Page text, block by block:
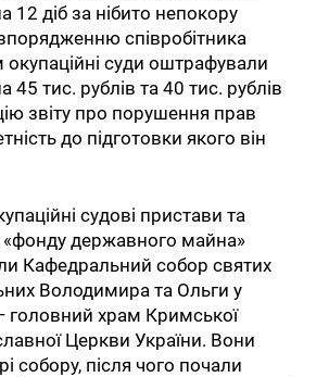
діб за нібито непокору
співробітника
окупаційні суди оштрафували
тис. рублів та 40 тис. рублів
звіту про порушення прав
до підготовки якого він
судові пристави та
державного майна»
Кафедральний собор святих
Володимира та Ольги у
головний храм Кримської
Церкви України. Вони
собору, після чого почали